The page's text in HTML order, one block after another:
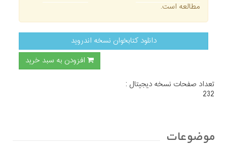
مطالعه است.
دانلود کتابخوان نسخه اندروید
افزودن به سبد خرید
تعداد صفحات نسخه دیجیتال :
232
موضوعات